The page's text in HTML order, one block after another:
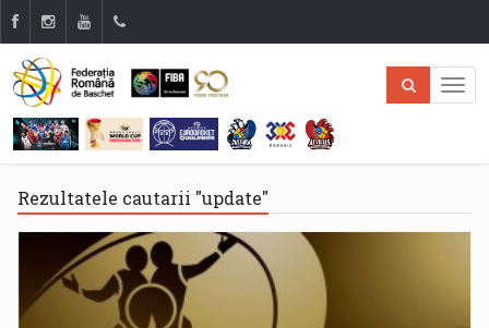
Rezultatele cautarii "update"